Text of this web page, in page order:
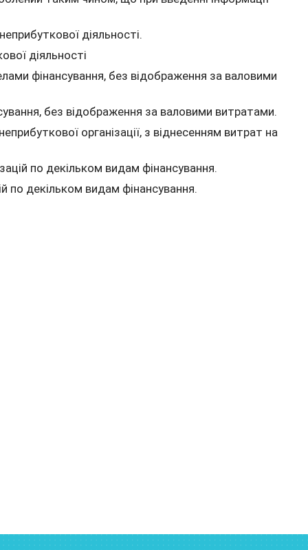
діяльності.
діяльності
фінансування, без відображення за валовими
без відображення за валовими витратами.
організації, з віднесенням витрат на
по декільком видам фінансування.
по декільком видам фінансування.